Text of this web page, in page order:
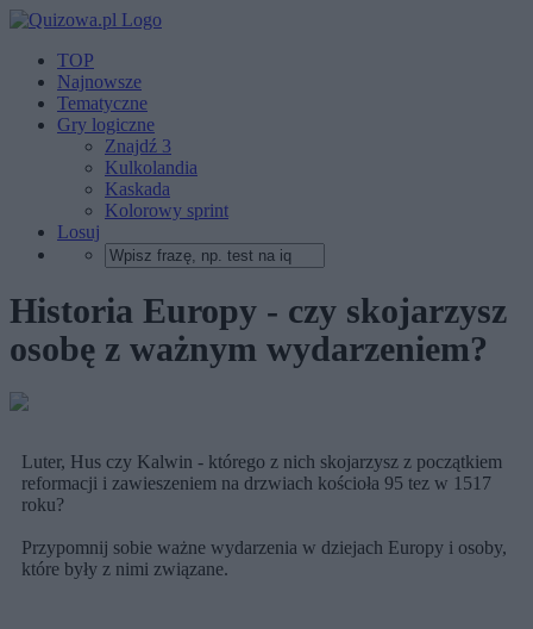
TOP
Najnowsze
Tematyczne
Gry logiczne
Znajdź 3
Kulkolandia
Kaskada
Kolorowy sprint
Losuj
Historia Europy - czy skojarzysz
osobę z ważnym wydarzeniem?
Luter, Hus czy Kalwin - którego z nich skojarzysz z początkiem
reformacji i zawieszeniem na drzwiach kościoła 95 tez w 1517
roku?
Przypomnij sobie ważne wydarzenia w dziejach Europy i osoby,
które były z nimi związane.